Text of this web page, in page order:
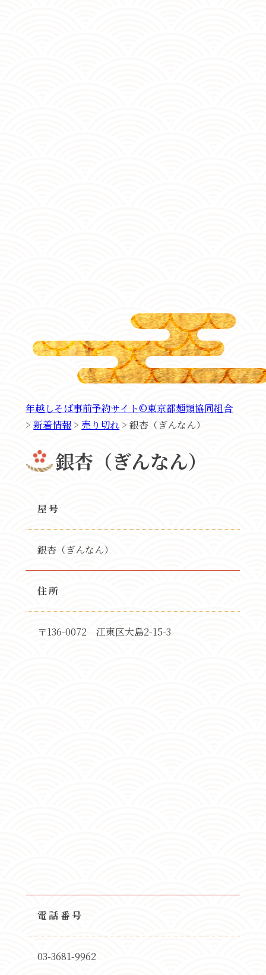
年越しそば事前予約サイト©東京都麺類協同組合
>新着情報 >売り切れ >銀杏（ぎんなん）
銀杏（ぎんなん）
屋号
銀杏（ぎんなん）
住所
〒136-0072 江東区大島2-15-3
電話番号
03-3681-9962